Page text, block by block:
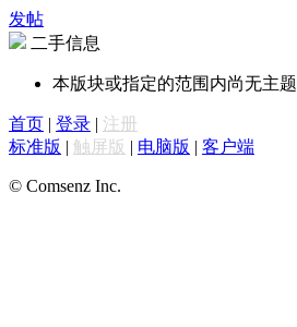
发帖
二手信息
本版块或指定的范围内尚无主题
首页 | 登录 | 注册
标准版 | 触屏版 | 电脑版 | 客户端
© Comsenz Inc.